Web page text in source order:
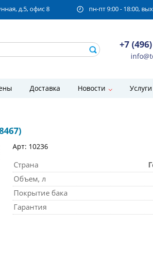
д.5, офис 8 пн-пт 9:00 - 18:00,
+7
Доставка Новости Услуги
Арт: 10236
Страна
Объем, л
Покрытие бака
Гарантия